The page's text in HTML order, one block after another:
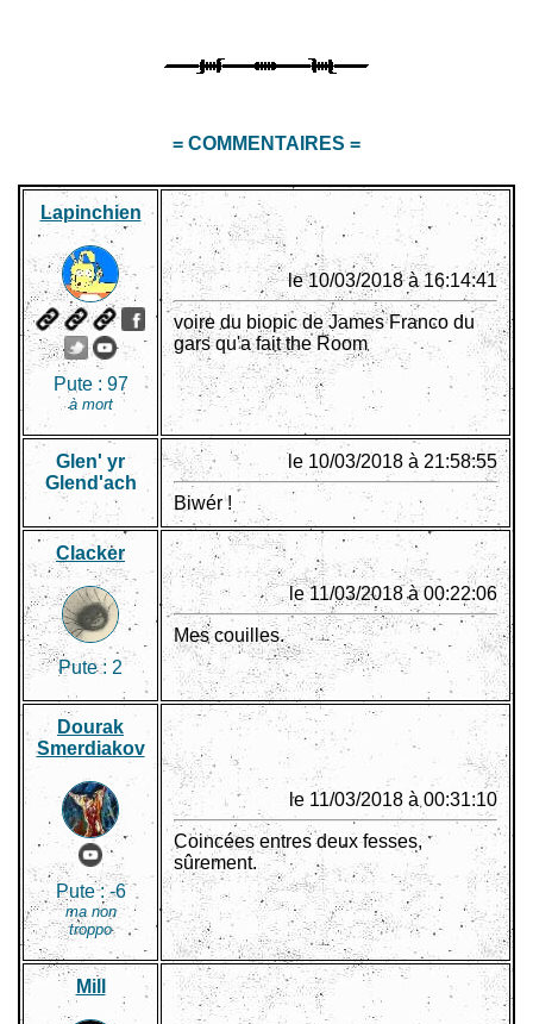
= COMMENTAIRES =
Lapinchien
Pute : 97
à mort
le 10/03/2018 à 16:14:41
voire du biopic de James Franco du
gars qu'a fait the Room
Glen' yr
Glend'ach
le 10/03/2018 à 21:58:55
Biwér !
Clacker
Pute : 2
le 11/03/2018 à 00:22:06
Mes couilles.
Dourak
Smerdiakov
Pute :-6
ma non
troppo
le 11/03/2018 à 00:31:10
Coincées entres deux fesses,
sûrement.
Mill